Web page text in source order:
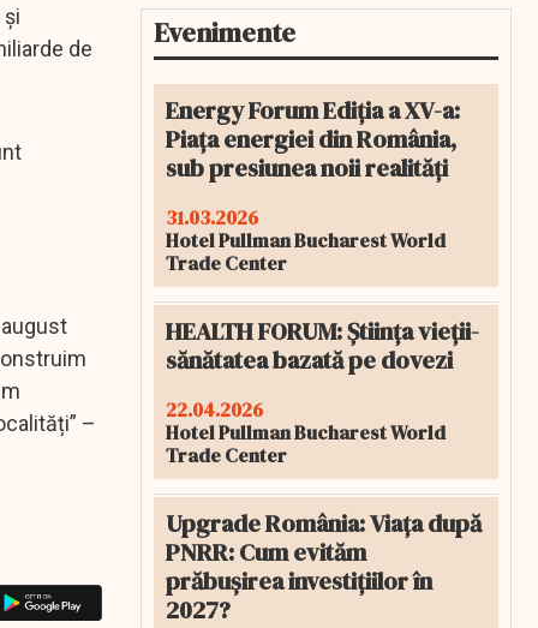
de
–
Evenimente
Energy Forum Ediția a XV-a:
Piața energiei din România,
sub presiunea noii realități
31.03.2026
Hotel Pullman Bucharest World
Trade Center
HEALTH FORUM: Știința vieții-
sănătatea bazată pe dovezi
22.04.2026
Hotel Pullman Bucharest World
Trade Center
Upgrade România: Viața după
PNRR: Cum evităm
prăbușirea investițiilor în
2027?